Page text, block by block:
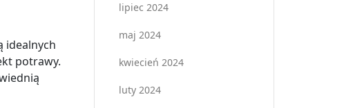
idealnych
potrawy.
lipiec 2024
maj 2024
kwiecień 2024
luty 2024